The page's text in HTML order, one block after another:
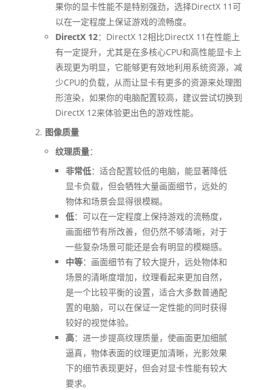
果你的显卡性能不是特别强劲，选择DirectX 11可
以在一定程度上保证游戏的流畅度。
DirectX 12：DirectX 12相比DirectX 11在性能上
有一定提升，尤其是在多核心CPU和高性能显卡上
表现更为明显，它能够更有效地利用系统资源，减
少CPU的负载，从而让显卡有更多的资源来处理图
形渲染，如果你的电脑配置较高，建议尝试切换到
DirectX 12来体验更出色的游戏性能。
图像质量
纹理质量：
非常低：适合配置较低的电脑，能显著降低
显卡负载，但会牺牲大量画面细节，远处的
物体和场景会显得很模糊。
低：可以在一定程度上保持游戏的流畅度，
画面细节有所改善，但仍然不够清晰，对于
一些复杂场景可能还是会有明显的模糊感。
中等：画面细节有了较大提升，远处物体和
场景的清晰度增加，纹理看起来更加自然，
是一个比较平衡的设置，适合大多数普通配
置的电脑，可以在保证一定性能的同时获得
较好的视觉体验。
高：进一步提高纹理质量，使画面更加细腻
逼真，物体表面的纹理更加清晰，光影效果
下的细节表现更好，但会对显卡性能有较大
要求。